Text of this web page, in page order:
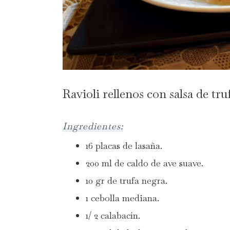
Ravioli rellenos con salsa de
Ingredientes:
16 placas de lasaña.
200 ml de caldo de ave suave.
10 gr de trufa negra.
1 cebolla mediana.
1/ 2 calabacín.